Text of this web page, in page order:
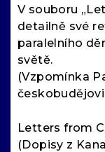
V souboru
detailně své
paralelního
světě.
(Vzpomínka
Letters from
(Dopisy z